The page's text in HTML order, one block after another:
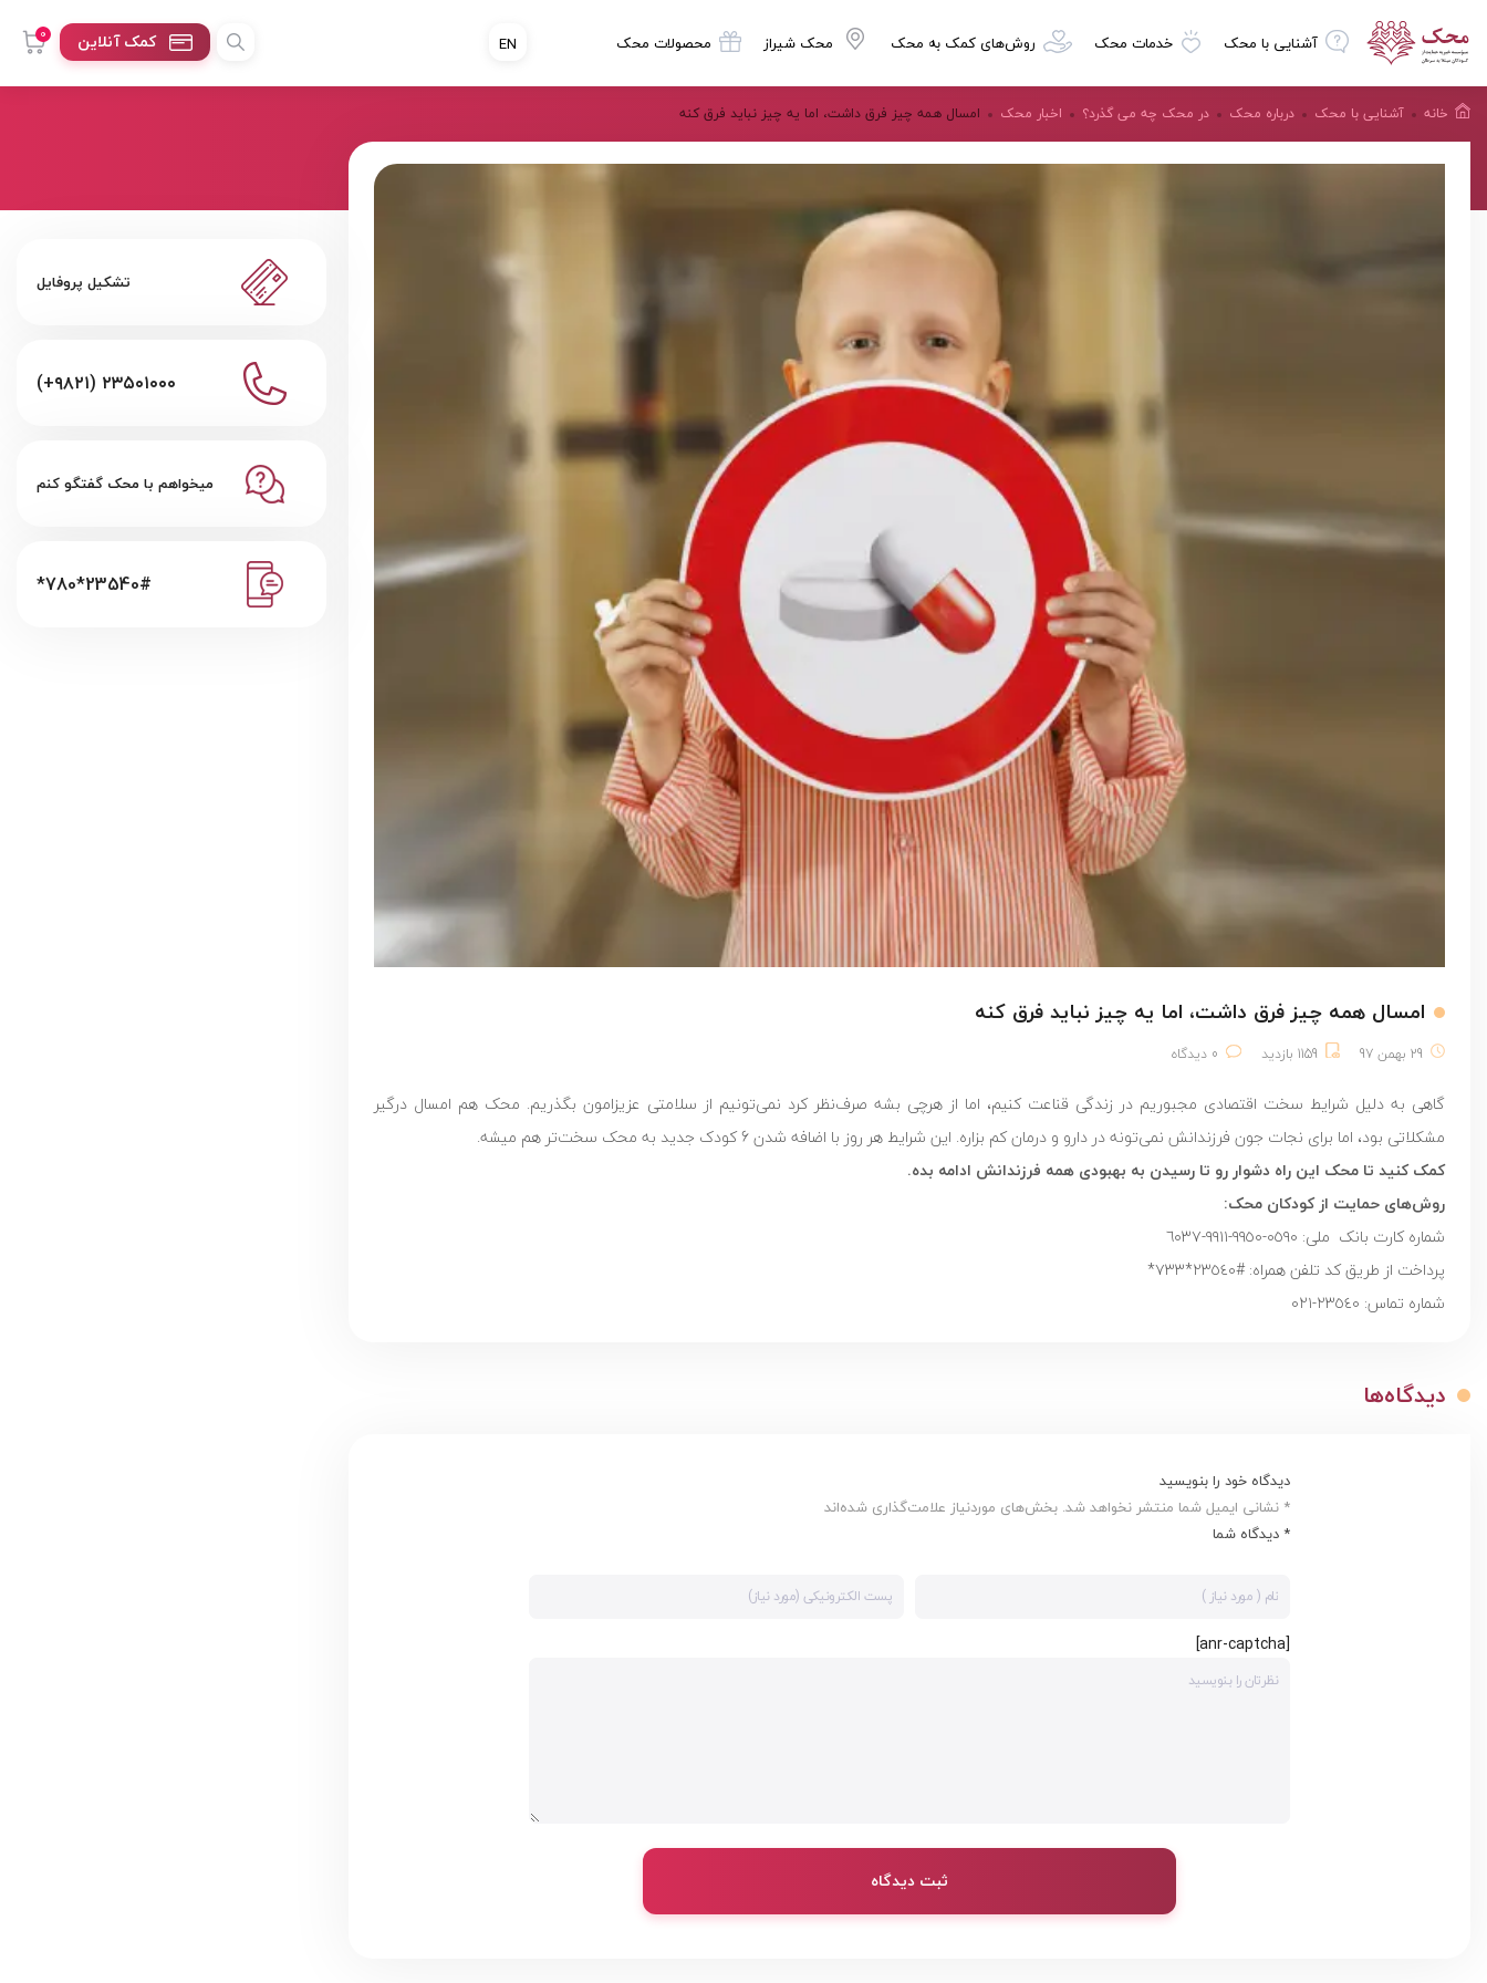
آشنایی با محک خدمات محک روش‌های کمک به محک محک شیراز محصولات محک 0 کمک آنلاین EN
خانه آشنایی با محک درباره محک در محک چه می گذرد؟ اخبار محک امسال همه چیز فرق داشت، اما یه چیز نباید فرق کنه
امسال همه چیز فرق داشت، اما یه چیز نباید فرق کنه
29 بهمن 97 1159 بازدید 0 دیدگاه
گاهی به دلیل شرایط سخت اقتصادی مجبوریم در زندگی قناعت کنیم، اما از هرچی بشه صرف‌نظر کرد نمی‌تونیم از سلامتی عزیزامون بگذریم. محک هم امسال درگیر
مشکلاتی بود، اما برای نجات جون فرزندانش نمی‌تونه در دارو و درمان کم بزاره. این شرایط هر روز با اضافه شدن 6 کودک جدید به محک سخت‌تر هم میشه.
کمک کنید تا محک این راه دشوار رو تا رسیدن به بهبودی همه فرزندانش ادامه بده.
روش‎‌های حمایت از کودکان محک:
شماره کارت بانک ملی: ٠٥٩٠-٩٩٥٠-٩٩١١-٦٠٣٧
پرداخت از طریق کد تلفن همراه: #٢٣٥٤٠*٧٣٣*
شماره تماس: ٢٣٥٤٠-٠٢١
دیدگاه‌ها
دیدگاه خود را بنویسید
* نشانی ایمیل شما منتشر نخواهد شد. بخش‌های موردنیاز علامت‌گذاری شده‌اند
* دیدگاه شما
[anr-captcha]
ثبت دیدگاه
تشکیل پروفایل
(+۹۸۲۱) ۲۳۵۰۱۰۰۰
میخواهم با محک گفتگو کنم
*780*23540#